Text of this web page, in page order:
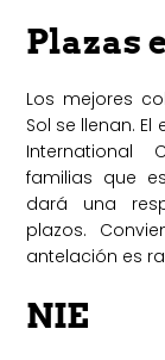
Plazas
Los mejores
Sol se llenan.
International
familias que
dará una
plazos.
antelación es
NIE